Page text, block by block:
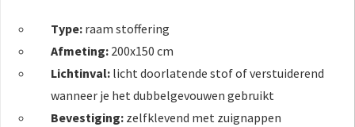
Type: raam stoffering
Afmeting: 200x150 cm
Lichtinval: licht doorlatende stof of verstuiderend
wanneer je het dubbelgevouwen gebruikt
Bevestiging: zelfklevend met zuignappen